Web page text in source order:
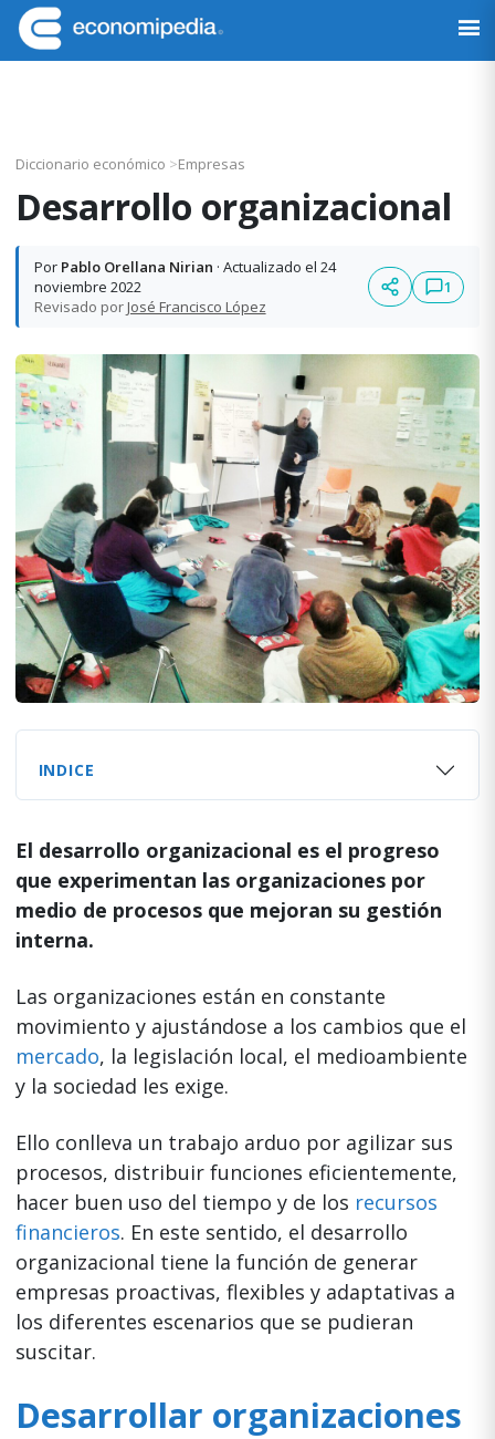
Saltar
a
la
Saltar
al
contenido
Saltar
a
la
Saltar
al
pie
Economipedia
Haciendo
Diccionario económico >Empresas
Desarrollo organizacional
Por Pablo Orellana Nirian · Actualizado el 24
noviembre 2022
Revisado porJosé Francisco López
1
INDICE
El desarrollo organizacional es el progreso
que experimentan las organizaciones por
medio de procesos que mejoran su gestión
interna.
Las organizaciones están en constante
movimiento y ajustándose a los cambios que el
mercado, la legislación local, el medioambiente
y la sociedad les exige.
Ello conlleva un trabajo arduo por agilizar sus
procesos, distribuir funciones eficientemente,
hacer buen uso del tiempo y de los recursos
financieros. En este sentido, el desarrollo
organizacional tiene la función de generar
empresas proactivas, flexibles y adaptativas a
los diferentes escenarios que se pudieran
suscitar.
Desarrollar organizaciones